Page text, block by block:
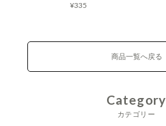
¥335
商品一覧へ戻る
Category
カテゴリー